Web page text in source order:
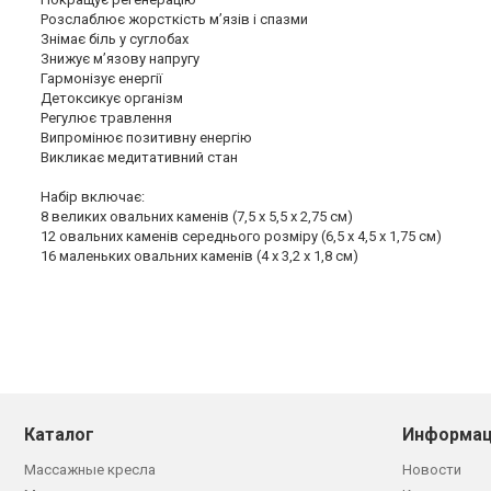
Розслаблює жорсткість м’язів і спазми
Знімає біль у суглобах
Знижує м’язову напругу
Гармонізує енергії
Детоксикує організм
Регулює травлення
Випромінює позитивну енергію
Викликає медитативний стан
Набір включає:
8 великих овальних каменів (7,5 х 5,5 х 2,75 см)
12 овальних каменів середнього розміру (6,5 х 4,5 х 1,75 см)
16 маленьких овальних каменів (4 х 3,2 х 1,8 см)
Каталог
Массажные кресла
Новости